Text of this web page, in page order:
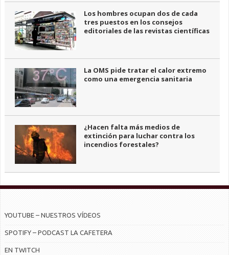
Los hombres ocupan dos de cada
tres puestos en los consejos
editoriales de las revistas científicas
La OMS pide tratar el calor extremo
como una emergencia sanitaria
¿Hacen falta más medios de
extinción para luchar contra los
incendios forestales?
YOUTUBE – NUESTROS VÍDEOS
SPOTIFY – PODCAST LA CAFETERA
EN TWITCH